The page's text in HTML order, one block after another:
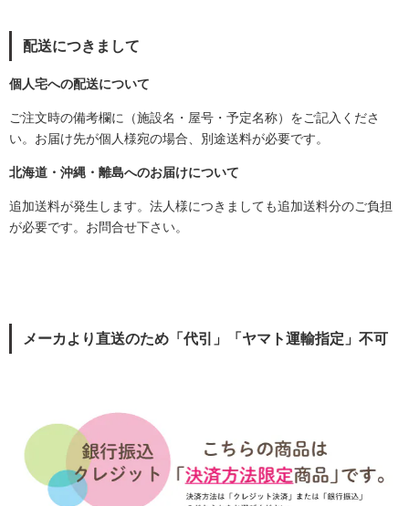
配送につきまして
個人宅への配送について
ご注文時の備考欄に（施設名・屋号・予定名称）をご記入くださ
い。 お届け先が個人様宛の場合、別途送料が必要です。
北海道・沖縄・離島へのお届けについて
追加送料が発生します。法人様につきましても追加送料分のご負担
が必要です。お問合せ下さい。
メーカより直送のため「代引」「ヤマト運輸指定」不可